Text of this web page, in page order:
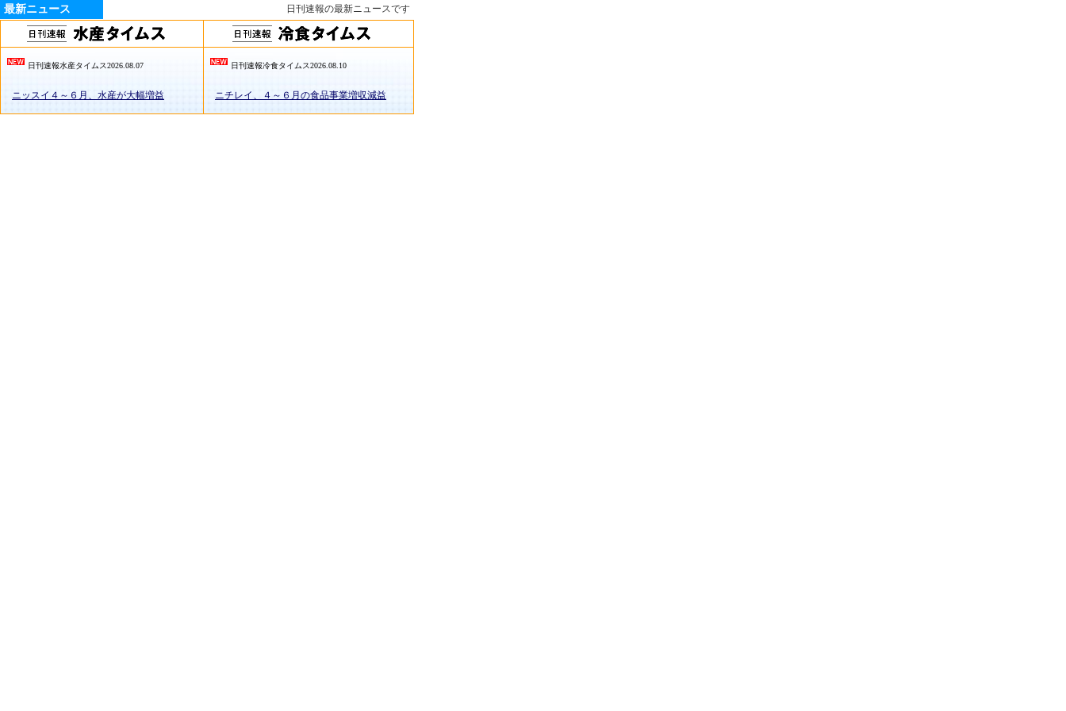
最新ニュース 日刊速報の最新ニュースです
日刊速報水産タイムス2026.08.07
ニッスイ４～６月、水産が大幅増益
日刊速報冷食タイムス2026.08.10
ニチレイ、４～６月の食品事業増収減益